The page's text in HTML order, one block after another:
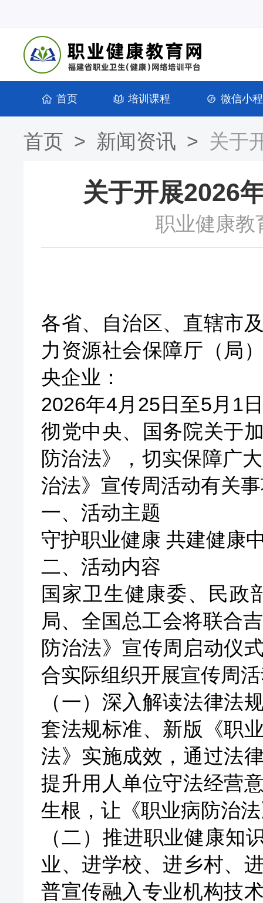
首页 培训课程 微信小
首页 > 新闻资讯 > 关于
关于开展2026
职业健康
各省、自治区、直辖市
力资源社会保障厅（局
央企业：
2026年4月 25 日至5月 1
彻党中央、国务院关于
防治法》，切实保障广
治法》宣传周活动有关
一、活动主题
守护职业健康 共建健康
二、活动内容
国家卫生健康委、民政
局、全国总工会将联合
防治法》宣传周启动仪
合实际组织开展宣传周
（一）深入解读法律法
套法规标准、新版《职
法》实施成效，通过法
提升用人单位守法经营
生根，让《职业病防治
（二）推进职业健康知
业、进学校、进乡村、
普宣传融入专业机构技